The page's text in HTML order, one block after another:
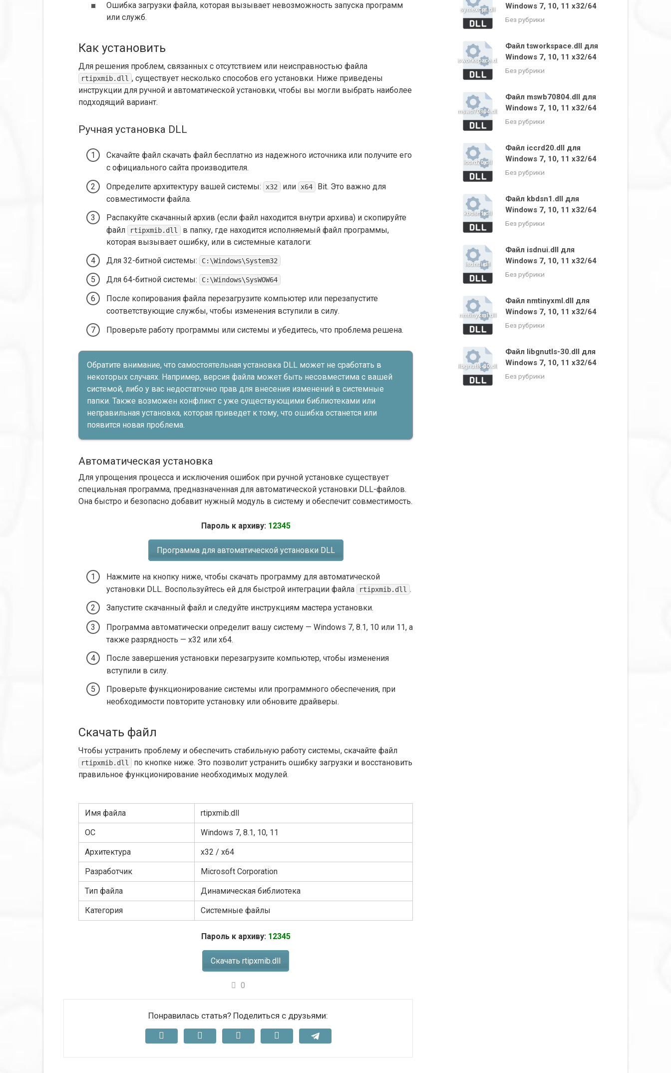
Ошибка загрузки файла, которая вызывает невозможность запуска программ
или служб.
Как установить
Для решения проблем, связанных с отсутствием или неисправностью файла
rtipxmib.dll , существует несколько способов его установки. Ниже приведены
инструкции для ручной и автоматической установки, чтобы вы могли выбрать наиболее
подходящий вариант.
Ручная установка DLL
Скачайте файл скачать файл бесплатно из надежного источника или получите его
с официального сайта производителя.
Определите архитектуру вашей системы:
x32 или x64
Bit. Это важно для
совместимости файла.
Распакуйте скачанный архив (если файл находится внутри архива) и скопируйте
файл
rtipxmib.dll
в папку, где находится исполняемый файл программы,
которая вызывает ошибку, или в системные каталоги:
Для 32-битной системы:
C:\Windows\System32
Для 64-битной системы: C:\Windows\SysWOW64
После копирования файла перезагрузите компьютер или перезапустите
соответствующие службы, чтобы изменения вступили в силу.
Проверьте работу программы или системы и убедитесь, что проблема решена.
Обратите внимание, что самостоятельная установка DLL может не сработать в
некоторых случаях. Например, версия файла может быть несовместима с вашей
системой, либо у вас недостаточно прав для внесения изменений в системные
папки. Также возможен конфликт с уже существующими библиотеками или
неправильная установка, которая приведет к тому, что ошибка останется или
появится новая проблема.
Автоматическая установка
Для упрощения процесса и исключения ошибок при ручной установке существует
специальная программа, предназначенная для автоматической установки DLL-файлов.
Она быстро и безопасно добавит нужный модуль в систему и обеспечит совместимость.
Пароль к архиву: 12345
Программа для автоматической установки DLL
Нажмите на кнопку ниже, чтобы скачать программу для автоматической
установки DLL. Воспользуйтесь ей для быстрой интеграции файла
rtipxmib.dll .
Запустите скачанный файл и следуйте инструкциям мастера установки.
Программа автоматически определит вашу систему — Windows 7, 8.1, 10 или 11, а
также разрядность — x32 или x64.
После завершения установки перезагрузите компьютер, чтобы изменения
вступили в силу.
Проверьте функционирование системы или программного обеспечения, при
необходимости повторите установку или обновите драйверы.
Скачать файл
Чтобы устранить проблему и обеспечить стабильную работу системы, скачайте файл
rtipxmib.dll
по кнопке ниже. Это позволит устранить ошибку загрузки и восстановить
правильное функционирование необходимых модулей.
Имя файла rtipxmib.dll
ОС Windows 7, 8.1, 10, 11
Архитектура x32 / x64
Разработчик Microsoft Corporation
Тип файла Динамическая библиотека
Категория Системные файлы
Пароль к архиву: 12345
Скачать rtipxmib.dll
0
Понравилась статья? Поделиться с друзьями:
Windows 7, 10, 11 x32/64
Без рубрики
Файл tsworkspace.dll для
Windows 7, 10, 11 x32/64
Без рубрики
Файл mswb70804.dll для
Windows 7, 10, 11 x32/64
Без рубрики
Файл iccrd20.dll для
Windows 7, 10, 11 x32/64
Без рубрики
Файл kbdsn1.dll для
Windows 7, 10, 11 x32/64
Без рубрики
Файл isdnui.dll для
Windows 7, 10, 11 x32/64
Без рубрики
Файл nmtinyxml.dll для
Windows 7, 10, 11 x32/64
Без рубрики
Файл libgnutls-30.dll для
Windows 7, 10, 11 x32/64
Без рубрики